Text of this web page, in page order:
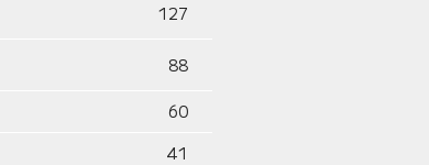
127
88
60
41